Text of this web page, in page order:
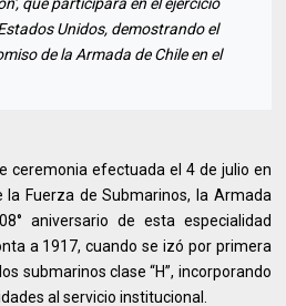
Unidos, demostrando el
de la Armada de Chile en el
ceremonia efectuada el 4 de julio en
la Fuerza de Submarinos, la Armada
aniversario de esta especialidad
a 1917, cuando se izó por primera
submarinos clase “H”, incorporando
al servicio institucional.